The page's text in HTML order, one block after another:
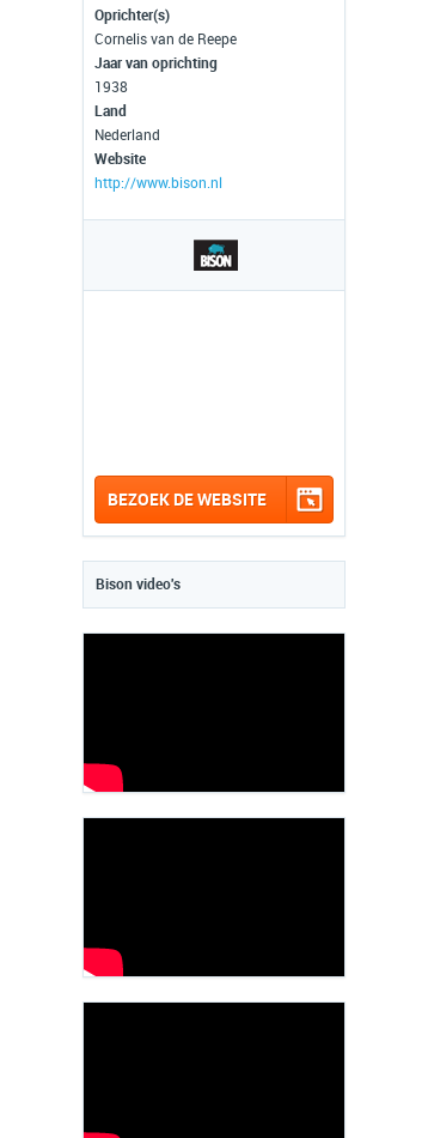
Oprichter(s)
Cornelis van de Reepe
Jaar van oprichting
1938
Land
Nederland
Website
http://www.bison.nl
BEZOEK DE WEBSITE
Bison video's